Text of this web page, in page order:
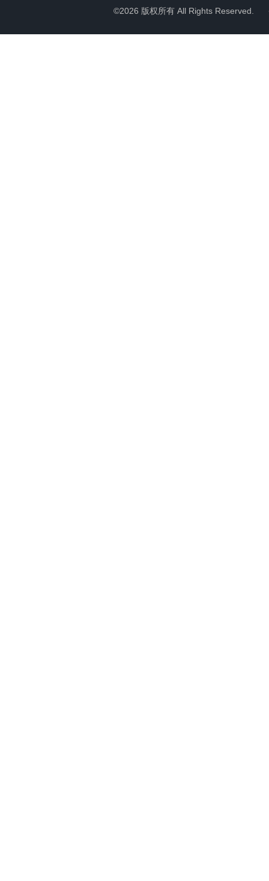
©2026 版权所有 All Rights Reserved.